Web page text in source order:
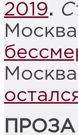
2019.
ПРОЗА